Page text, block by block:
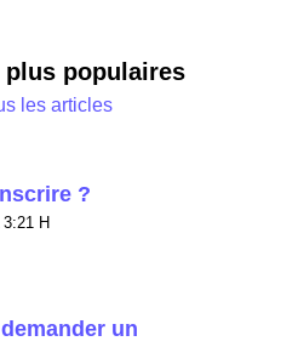
populaires
les articles
?
Modifié le Jeu, 23 Juill. à 3:21 H
un